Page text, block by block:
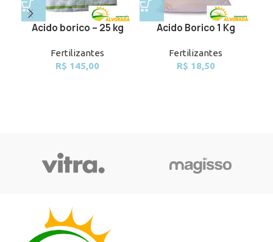
Acido borico – 25 kg
Fertilizantes
R$ 145,00
Acido Borico 1 Kg
Fertilizantes
R$ 18,50